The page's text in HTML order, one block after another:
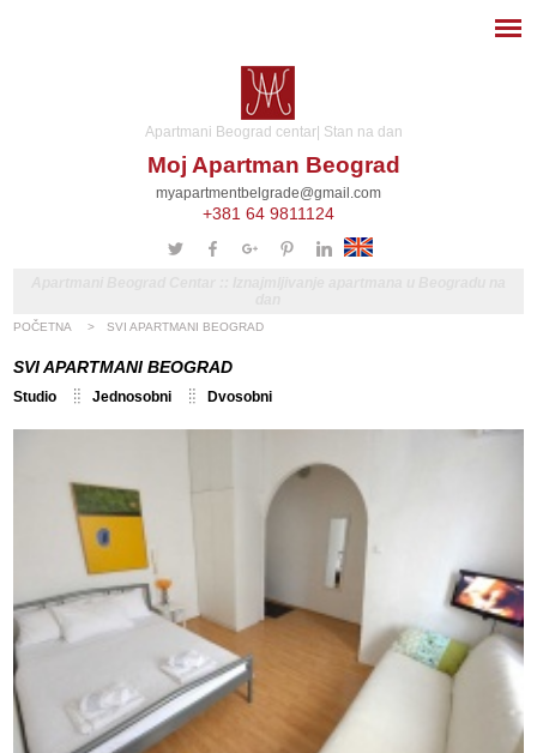
Apartmani Beograd centar| Stan na dan
Moj Apartman Beograd
myapartmentbelgrade@gmail.com
+381 64 9811124
POČETNA > SVI APARTMANI BEOGRAD
SVI APARTMANI BEOGRAD
Studio Jednosobni Dvosobni